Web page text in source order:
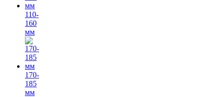
110-
160
мм
170-
185
мм